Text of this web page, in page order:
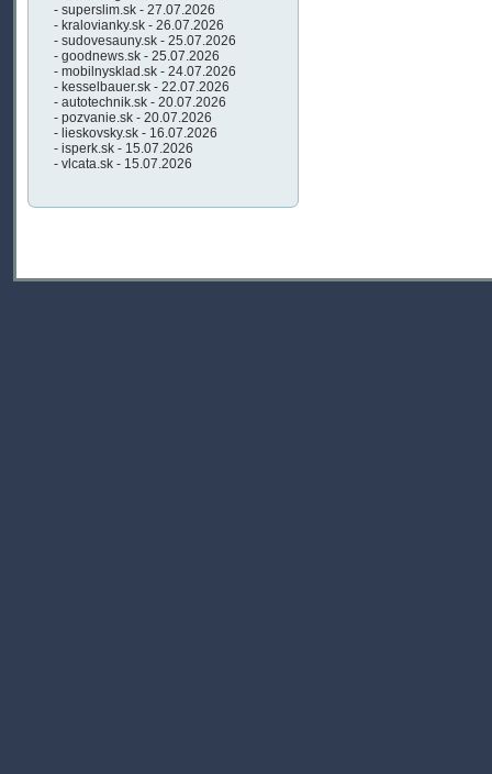
- superslim.sk - 27.07.2026
- kralovianky.sk - 26.07.2026
- sudovesauny.sk - 25.07.2026
- goodnews.sk - 25.07.2026
- mobilnysklad.sk - 24.07.2026
- kesselbauer.sk - 22.07.2026
- autotechnik.sk - 20.07.2026
- pozvanie.sk - 20.07.2026
- lieskovsky.sk - 16.07.2026
- isperk.sk - 15.07.2026
- vlcata.sk - 15.07.2026